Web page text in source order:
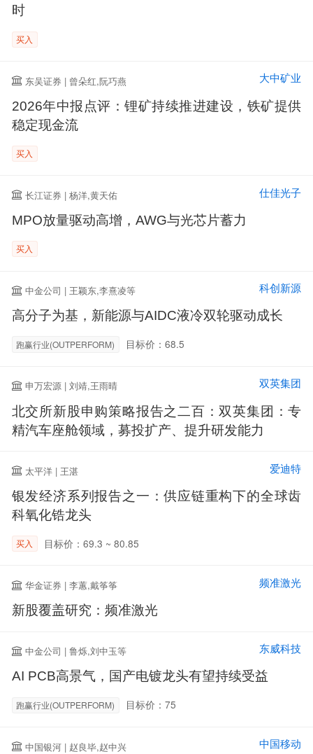
时
买入
东吴证券 | 曾朵红,阮巧燕 大中矿业
2026年中报点评：锂矿持续推进建设，铁矿提供
稳定现金流
买入
长江证券 | 杨洋,黄天佑 仕佳光子
MPO放量驱动高增，AWG与光芯片蓄力
买入
中金公司 | 王颖东,李熹凌等 科创新源
高分子为基，新能源与AIDC液冷双轮驱动成长
跑赢行业(OUTPERFORM) 目标价：68.5
申万宏源 | 刘靖,王雨晴 双英集团
北交所新股申购策略报告之二百：双英集团：专
精汽车座舱领域，募投扩产、提升研发能力
太平洋 | 王湛 爱迪特
银发经济系列报告之一：供应链重构下的全球齿
科氧化锆龙头
买入 目标价：69.3 ~ 80.85
华金证券 | 李蕙,戴筝筝 频准激光
新股覆盖研究：频准激光
中金公司 | 鲁烁,刘中玉等 东威科技
AI PCB高景气，国产电镀龙头有望持续受益
跑赢行业(OUTPERFORM) 目标价：75
中国银河 | 赵良毕,赵中兴 中国移动